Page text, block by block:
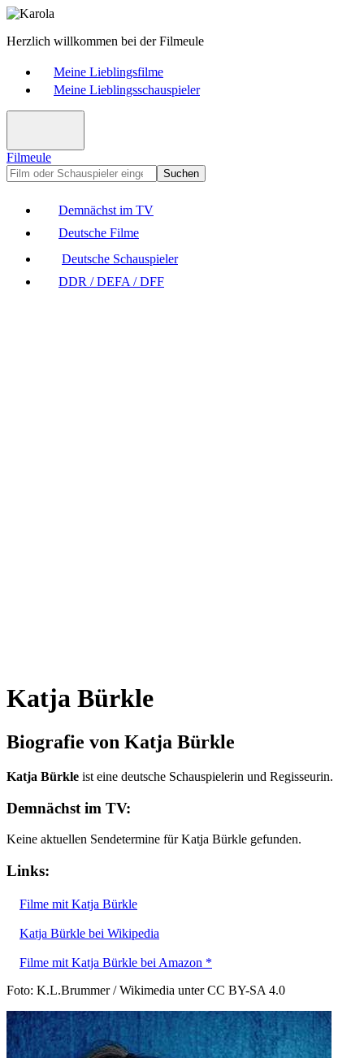
Herzlich willkommen bei der Filmeule
Meine Lieblingsfilme
Meine Lieblingsschauspieler
Filmeule
Suchen
Demnächst im TV
Deutsche Filme
Deutsche Schauspieler
DDR / DEFA / DFF
Katja Bürkle
Biografie von Katja Bürkle
Katja Bürkle ist eine deutsche Schauspielerin und Regisseurin.
Demnächst im TV:
Keine aktuellen Sendetermine für Katja Bürkle gefunden.
Links:
Filme mit Katja Bürkle
Katja Bürkle bei Wikipedia
Filme mit Katja Bürkle bei Amazon *
Foto: K.L.Brummer / Wikimedia unter CC BY-SA 4.0